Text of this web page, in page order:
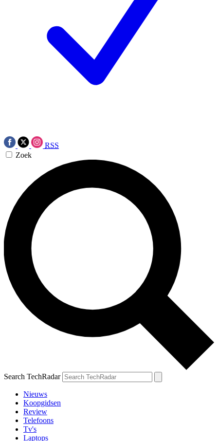
RSS
Zoek
Search TechRadar
Nieuws
Koopgidsen
Review
Telefoons
Tv's
Laptops